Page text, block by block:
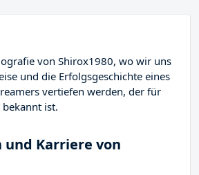
von Shirox1980, wo wir uns
und die Erfolgsgeschichte eines
vertiefen werden, der für
ist.
und Karriere von